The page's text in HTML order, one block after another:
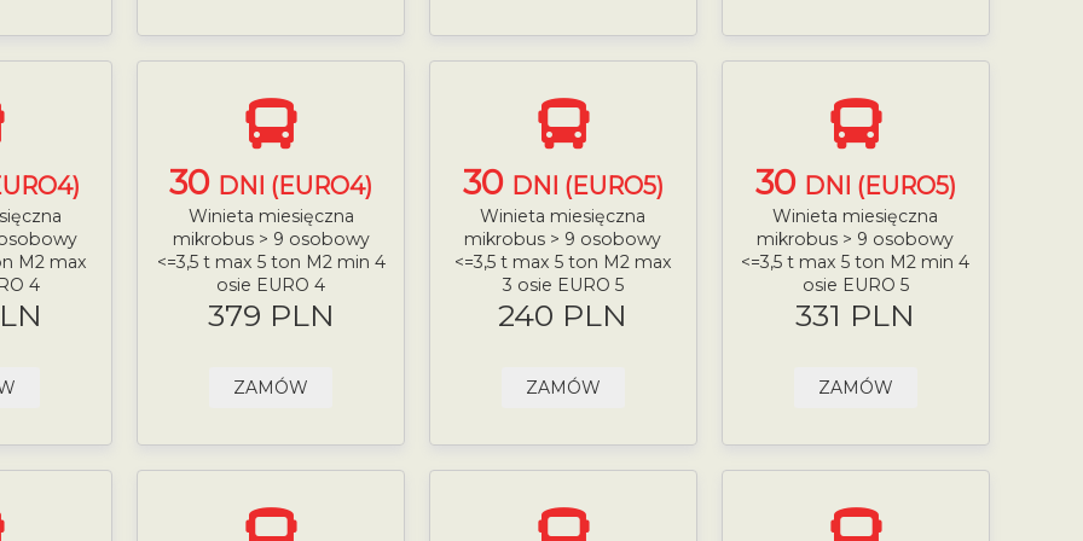
M2 max
4
30 DNI (EURO4)
Winieta miesięczna
mikrobus > 9 osobowy
<=3,5 t max 5 ton M2 min 4
osie EURO 4
379 PLN
ZAMÓW
30 DNI (EURO5)
Winieta miesięczna
mikrobus > 9 osobowy
<=3,5 t max 5 ton M2 max
3 osie EURO 5
240 PLN
ZAMÓW
30 DNI (EURO5)
Winieta miesięczna
mikrobus > 9 osobowy
<=3,5 t max 5 ton M2 min 4
osie EURO 5
331 PLN
ZAMÓW